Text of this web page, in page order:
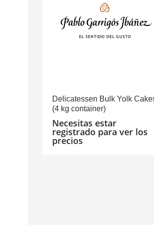
Delicatessen Bulk Yolk
(4 kg container)
Necesitas estar
registrado para ver los
precios